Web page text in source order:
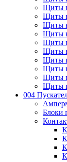
Щиты
Щиты
Щиты
Щиты
Щиты
Щиты
Щиты
Щиты
Щиты
Щиты
004
Блоки